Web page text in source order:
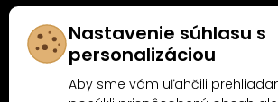
FacebookuNastavenie súhlasu s
personalizáciou
Aby sme vám uľahčili